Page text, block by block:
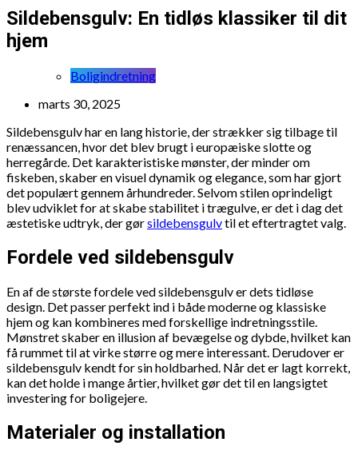
Sildebensgulv: En tidløs klassiker til dit
hjem
Boligindretning
marts 30, 2025
Sildebensgulv har en lang historie, der strækker sig tilbage til
renæssancen, hvor det blev brugt i europæiske slotte og
herregårde. Det karakteristiske mønster, der minder om
fiskeben, skaber en visuel dynamik og elegance, som har gjort
det populært gennem århundreder. Selvom stilen oprindeligt
blev udviklet for at skabe stabilitet i trægulve, er det i dag det
æstetiske udtryk, der gørsildebensgulvtil et eftertragtet valg.
Fordele ved sildebensgulv
En af de største fordele ved sildebensgulv er dets tidløse
design. Det passer perfekt ind i både moderne og klassiske
hjem og kan kombineres med forskellige indretningsstile.
Mønstret skaber en illusion af bevægelse og dybde, hvilket kan
få rummet til at virke større og mere interessant. Derudover er
sildebensgulv kendt for sin holdbarhed. Når det er lagt korrekt,
kan det holde i mange årtier, hvilket gør det til en langsigtet
investering for boligejere.
Materialer og installation